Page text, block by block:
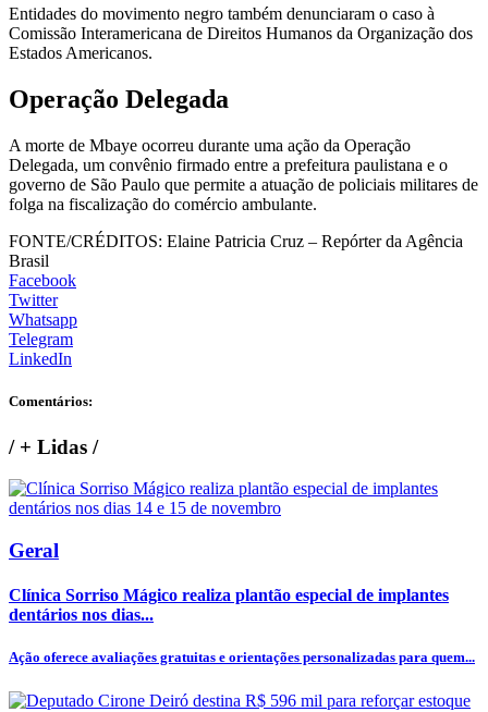
Entidades do movimento negro também denunciaram o caso à
Comissão Interamericana de Direitos Humanos da Organização dos
Estados Americanos.
Operação Delegada
A morte de Mbaye ocorreu durante uma ação da Operação
Delegada, um convênio firmado entre a prefeitura paulistana e o
governo de São Paulo que permite a atuação de policiais militares de
folga na fiscalização do comércio ambulante.
FONTE/CRÉDITOS: Elaine Patricia Cruz – Repórter da Agência
Brasil
Facebook
Twitter
Whatsapp
Telegram
LinkedIn
Comentários:
/+ Lidas /
Geral
Clínica Sorriso Mágico realiza plantão especial de implantes
dentários nos dias...
Ação oferece avaliações gratuitas e orientações personalizadas para quem...